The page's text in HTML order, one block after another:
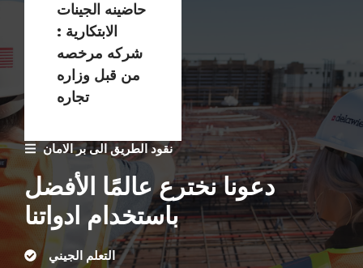
نقود الطريق الى بر الامان
دعونا نخترع عالمًا الأفضل
باستخدام ادواتنا
التعلم الجيني
حاضينه الجينات
الابتكارية :
شركه مرخصه
من قبل وزاره
تجاره